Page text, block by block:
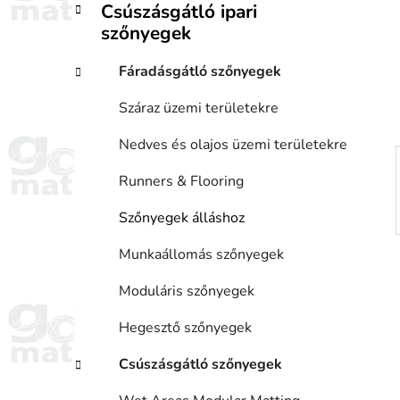
ó
a
i
Csúszásgátló ipari
szőnyegek
Fáradásgátló szőnyegek
Száraz üzemi területekre
Nedves és olajos üzemi területekre
Runners & Flooring
Szőnyegek álláshoz
Munkaállomás szőnyegek
Moduláris szőnyegek
Hegesztő szőnyegek
Csúszásgátló szőnyegek